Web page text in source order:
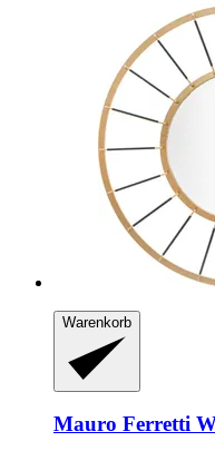
Warenkorb
Mauro Ferretti